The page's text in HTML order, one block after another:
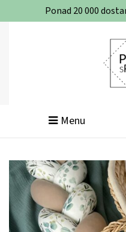
Ponad 20 000
Menu